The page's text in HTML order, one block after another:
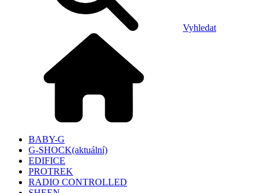
Vyhledat
BABY-G
G-SHOCK(aktuální)
EDIFICE
PROTREK
RADIO CONTROLLED